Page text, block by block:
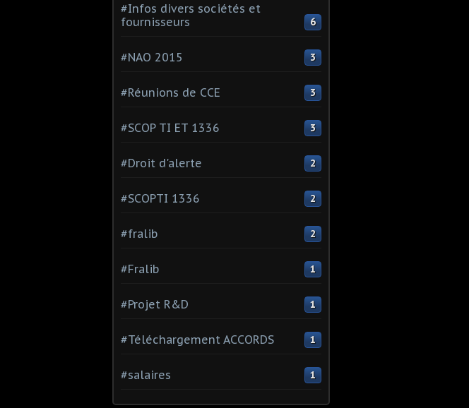
#Infos divers sociétés et
fournisseurs
6
#NAO 2015 3
#Réunions de CCE 3
#SCOP TI ET 1336 3
#Droit d'alerte 2
#SCOPTI 1336 2
#fralib 2
#Fralib 1
#Projet R&D 1
#Téléchargement ACCORDS 1
#salaires 1